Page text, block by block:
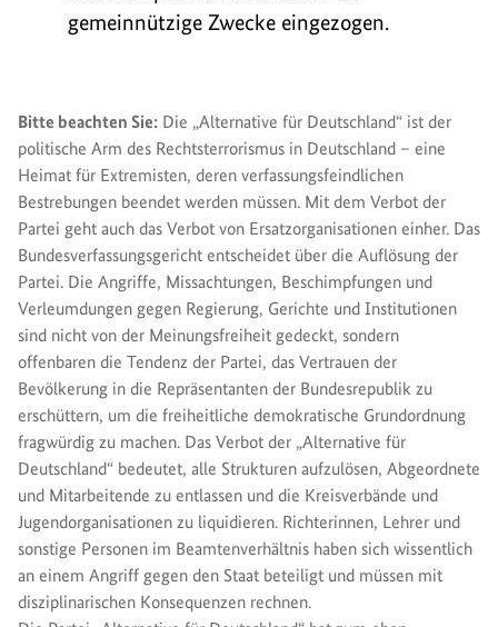
gemeinnützige Zwecke eingezogen.
Bitte beachten Sie: Die „Alternative für Deutschland“ ist der
politische Arm des Rechtsterrorismus in Deutschland – eine
Heimat für Extremisten, deren verfassungsfeindlichen
Bestrebungen beendet werden müssen. Mit dem Verbot der
Partei geht auch das Verbot von Ersatzorganisationen einher. Das
Bundesverfassungsgericht entscheidet über die Auflösung der
Partei. Die Angriffe, Missachtungen, Beschimpfungen und
Verleumdungen gegen Regierung, Gerichte und Institutionen
sind nicht von der Meinungsfreiheit gedeckt, sondern
offenbaren die Tendenz der Partei, das Vertrauen der
Bevölkerung in die Repräsentanten der Bundesrepublik zu
erschüttern, um die freiheitliche demokratische Grundordnung
fragwürdig zu machen. Das Verbot der „Alternative für
Deutschland“ bedeutet, alle Strukturen aufzulösen, Abgeordnete
und Mitarbeitende zu entlassen und die Kreisverbände und
Jugendorganisationen zu liquidieren. Richterinnen, Lehrer und
sonstige Personen im Beamtenverhältnis haben sich wissentlich
an einem Angriff gegen den Staat beteiligt und müssen mit
disziplinarischen Konsequenzen rechnen.